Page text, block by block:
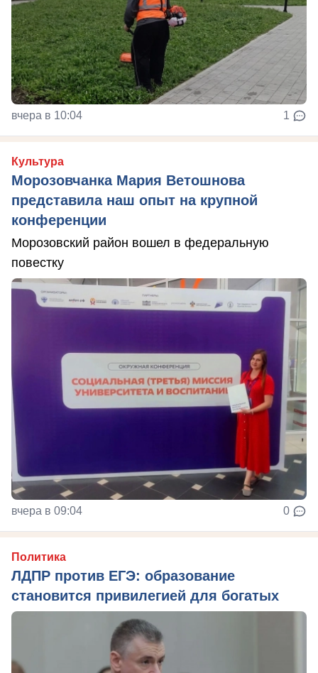
вчера в 10:04 1
Культура
Морозовчанка Мария Ветошнова
представила наш опыт на крупной
конференции
Морозовский район вошел в федеральную
повестку
вчера в 09:04 0
Политика
ЛДПР против ЕГЭ: образование
становится привилегией для богатых